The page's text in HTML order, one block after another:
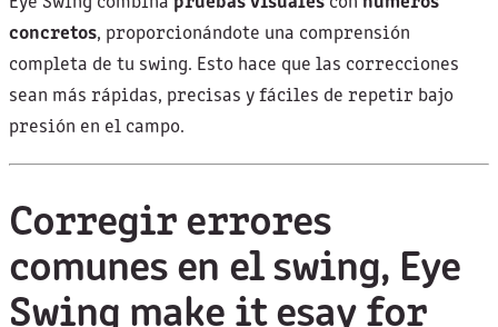
concretos, proporcionándote una comprensión
completa de tu swing. Esto hace que las correcciones
sean más rápidas, precisas y fáciles de repetir bajo
presión en el campo.
Corregir errores
comunes en el swing, Eye
Swing make it esay for